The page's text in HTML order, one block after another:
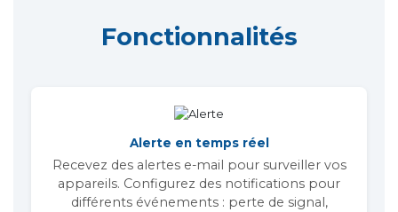
Fonctionnalités
Alerte en temps réel
Recevez des alertes e-mail pour surveiller vos
appareils. Configurez des notifications pour
différents événements : perte de signal,